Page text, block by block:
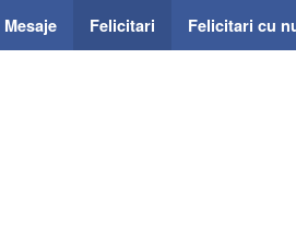
Mesaje Felicitari Felicitari cu